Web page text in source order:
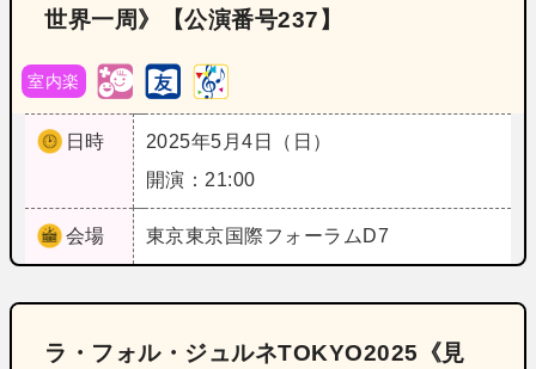
世界一周》【公演番号237】
室内楽
日時
2025年5月4日（日）
開演：21:00
会場 東京東京国際フォーラムD7
ラ・フォル・ジュルネTOKYO2025《見